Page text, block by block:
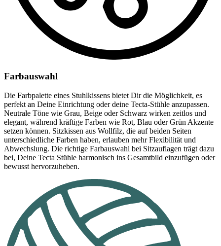
Farbauswahl
Die Farbpalette eines Stuhlkissens bietet Dir die Möglichkeit, es
perfekt an Deine Einrichtung oder deine Tecta-Stühle anzupassen.
Neutrale Töne wie Grau, Beige oder Schwarz wirken zeitlos und
elegant, während kräftige Farben wie Rot, Blau oder Grün Akzente
setzen können. Sitzkissen aus Wollfilz, die auf beiden Seiten
unterschiedliche Farben haben, erlauben mehr Flexibilität und
Abwechslung. Die richtige Farbauswahl bei Sitzauflagen trägt dazu
bei, Deine Tecta Stühle harmonisch ins Gesamtbild einzufügen oder
bewusst hervorzuheben.